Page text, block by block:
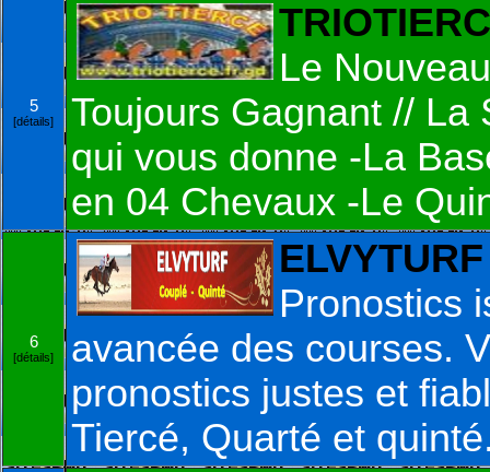
5
[détails]
Le
Toujours Gagnant // La
qui vous donne -La
en 04 Chevaux -Le
6
[détails]
Pronostics
avancée des courses.
pronostics justes et
Tiercé, Quarté et